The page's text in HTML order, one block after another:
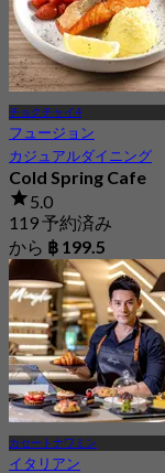
チョクチャイ4
フュージョン
カジュアルダイニング
Cold Spring Cafe
5.0
119 予約済み
から ฿ 199.5
カセートナワミン
イタリアン